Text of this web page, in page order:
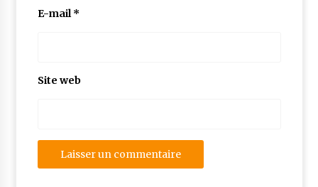
E-mail*
Site web